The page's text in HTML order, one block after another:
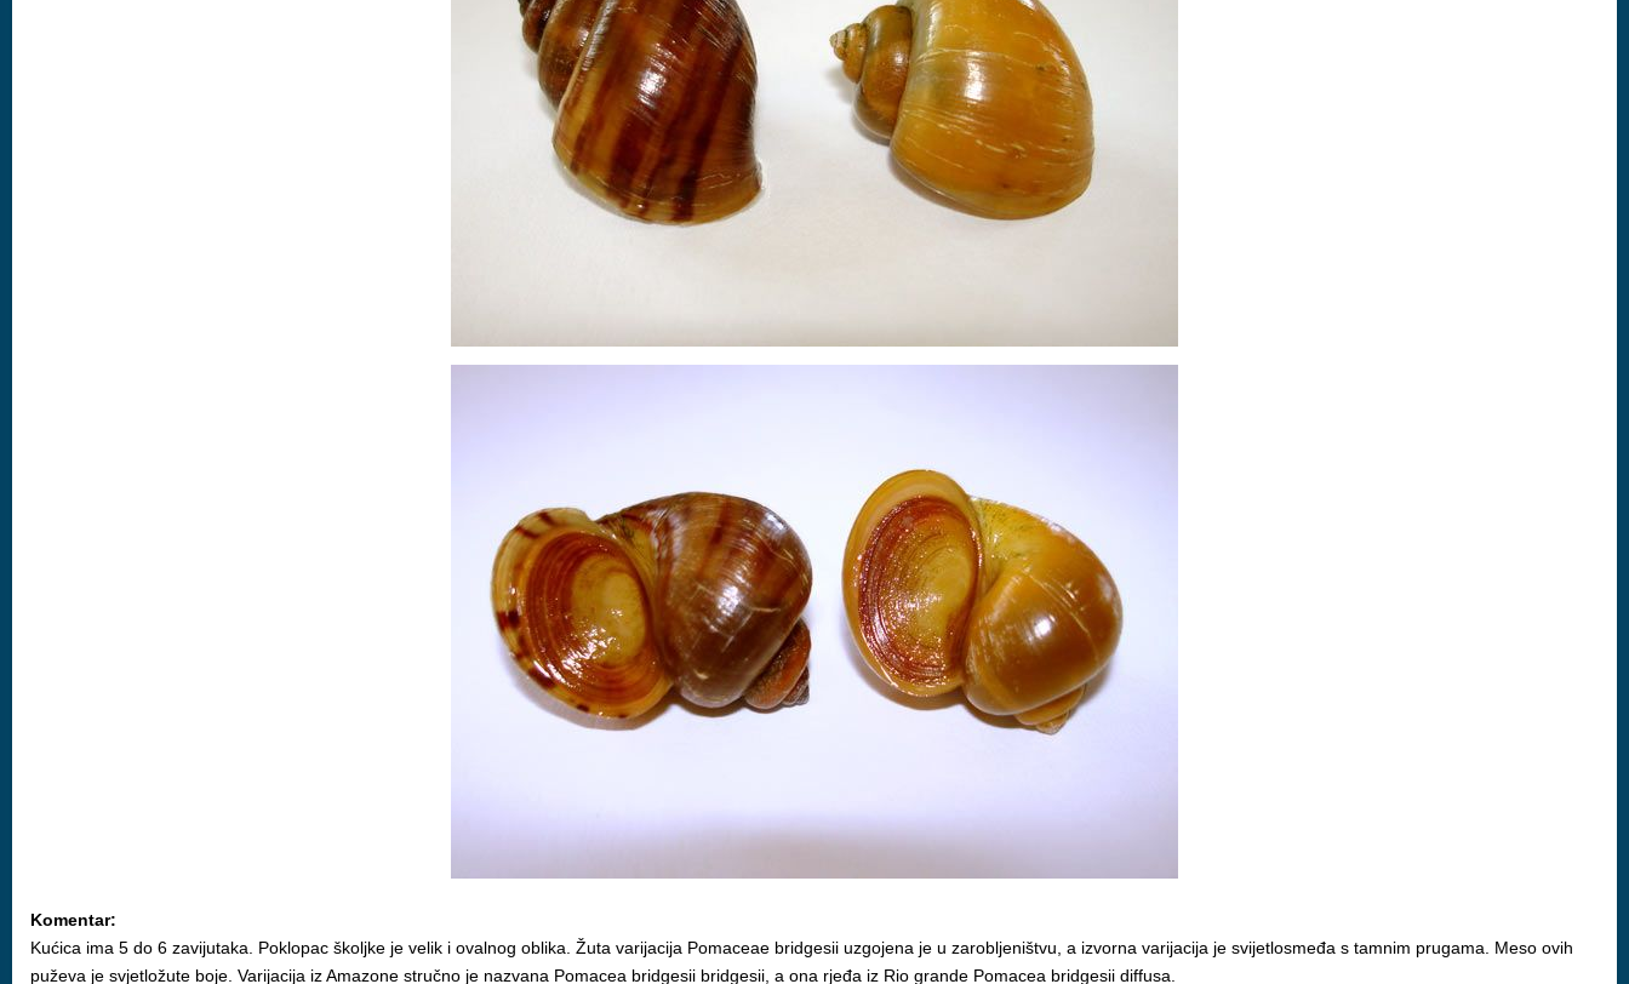
Komentar:
Kućica ima 5 do 6 zavijutaka. Poklopac školjke je velik i ovalnog oblika. Žuta varijacija Pomaceae bridgesii uzgojena je u zarobljeništvu, a izvorna varijacija je svijetlosmeđa s tamnim prugama. Meso ovih
puževa je svjetložute boje. Varijacija iz Amazone stručno je nazvana Pomacea bridgesii bridgesii, a ona rjeđa iz Rio grande Pomacea bridgesii diffusa.